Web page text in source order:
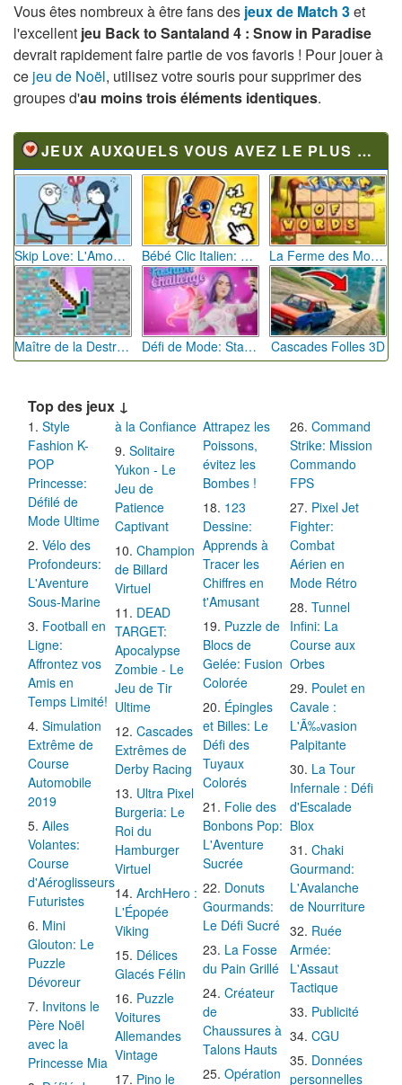
Vous êtes nombreux à être fans des jeux de Match 3et
l'excellent jeu Back to Santaland 4 : Snow in Paradise
devrait rapidement faire partie de vos favoris ! Pour jouer à
ce jeu de Noël, utilisez votre souris pour supprimer des
groupes d'au moins trois éléments identiques.
JEUX AUXQUELS VOUS AVEZ LE PLUS JOUÉ
Skip Love: L'Amour en Péril Bébé Clic Italien: La Folie des Petits Bambins La Ferme des Mots - Cultivez votre Vocabulaire
Maître de la Destruction: Fusion de Pioches Défi de Mode: Star du Podium Cascades Folles 3D
Top des jeux ↓
Style
Fashion K-
POP
Princesse:
Défilé de
Mode Ultime
Vélo des
Profondeurs:
L'Aventure
Sous-Marine
Football en
Ligne:
Affrontez vos
Amis en
Temps Limité!
Simulation
Extrême de
Course
Automobile
2019
Ailes
Volantes:
Course
d'Aéroglisseurs
Futuristes
Mini
Glouton: Le
Puzzle
Dévoreur
Invitons le
Père Noël
avec la
Princesse Mia
à la Confiance
Solitaire
Yukon - Le
Jeu de
Patience
Captivant
Champion
de Billard
Virtuel
DEAD
TARGET:
Apocalypse
Zombie - Le
Jeu de Tir
Ultime
Cascades
Extrêmes de
Derby Racing
Ultra Pixel
Burgeria: Le
Roi du
Hamburger
Virtuel
ArchHero :
L'Épopée
Viking
Délices
Glacés Félin
Puzzle
Voitures
Allemandes
Vintage
Pino le
Attrapez les
Poissons,
évitez les
Bombes !
123
Dessine:
Apprends à
Tracer les
Chiffres en
t'Amusant
Puzzle de
Blocs de
Gelée: Fusion
Colorée
Épingles
et Billes: Le
Défi des
Tuyaux
Colorés
Folie des
Bonbons Pop:
L'Aventure
Sucrée
Donuts
Gourmands:
Le Défi Sucré
La Fosse
du Pain Grillé
Créateur
de
Chaussures à
Talons Hauts
Opération
Command
Strike: Mission
Commando
FPS
Pixel Jet
Fighter:
Combat
Aérien en
Mode Rétro
Tunnel
Infini: La
Course aux
Orbes
Poulet en
Cavale :
L'Ã‰vasion
Palpitante
La Tour
Infernale : Défi
d'Escalade
Blox
Chaki
Gourmand:
L'Avalanche
de Nourriture
Ruée
Armée:
L'Assaut
Tactique
Publicité
CGU
Données
personnelles